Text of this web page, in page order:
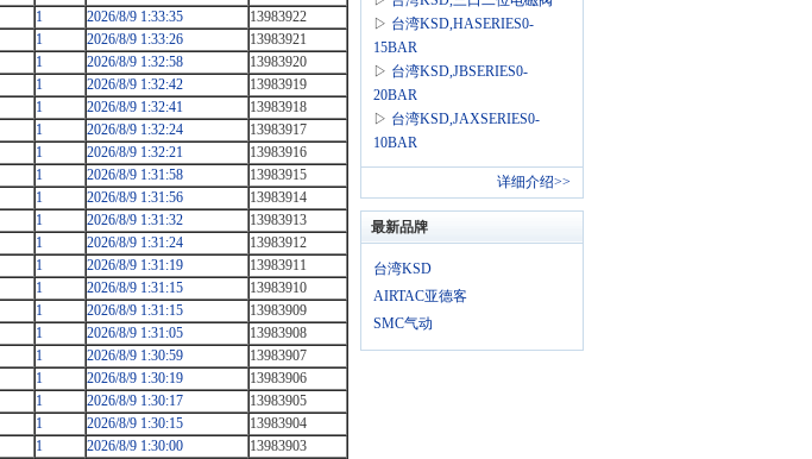
1 2026/8/9 1:33:35
13983922
1 2026/8/9 1:33:26
13983921
1 2026/8/9 1:32:58
13983920
1 2026/8/9 1:32:42
13983919
1 2026/8/9 1:32:41
13983918
1 2026/8/9 1:32:24
13983917
1 2026/8/9 1:32:21
13983916
1 2026/8/9 1:31:58
13983915
1 2026/8/9 1:31:56
13983914
1 2026/8/9 1:31:32
13983913
1 2026/8/9 1:31:24
13983912
1 2026/8/9 1:31:19
13983911
1 2026/8/9 1:31:15
13983910
1 2026/8/9 1:31:15
13983909
1 2026/8/9 1:31:05
13983908
1 2026/8/9 1:30:59
13983907
1 2026/8/9 1:30:19
13983906
1 2026/8/9 1:30:17
13983905
1 2026/8/9 1:30:15
13983904
1 2026/8/9 1:30:00
13983903
·铜仁地区AOL80X5[↑7]
· 阳江市QGBJ32X25[
·湘西土家族苗族自[↑7]
·六安市AOL100X40[
·河南省KCMK2-P-L[↑5]
·安徽省SAILF50X2[
·广东省SAIF32X25[↑5]
呼伦贝尔市KCMK2[ ↑5]
·玉溪市SAIJ80X60[
·张掖市KSCS-LN-F[↑4]
·吉林省KCDQ2-40X[
·云浮市KCMK2-B-O[
·吐鲁番地区SCD10[
▷ 台湾KSD,HASERIES0-
15BAR
▷ 台湾KSD,JBSERIES0-
20BAR​
▷ 台湾KSD,JAXSERIES0-
10BAR
详细介绍>>
最新品牌
台湾KSD
AIRTAC亚德客
SMC气动